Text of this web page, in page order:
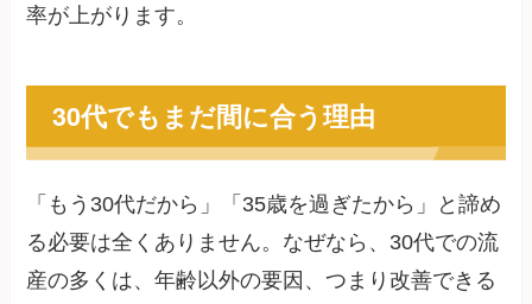
率が上がります。
30代でもまだ間に合う理由
「もう30代だから」「35歳を過ぎたから」と諦め
る必要は全くありません。なぜなら、30代での流
産の多くは、年齢以外の要因、つまり改善できる